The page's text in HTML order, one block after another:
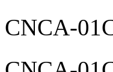
CNCA-